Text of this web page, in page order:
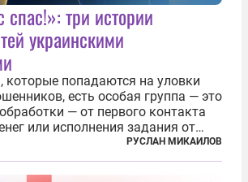
три истории
украинскими
которые попадаются на уловки
есть особая группа — это
— от первого контакта
или исполнения задания от
занять от двух часов до
Детей превращают в
которые...
РУСЛАН МИКАИЛОВ